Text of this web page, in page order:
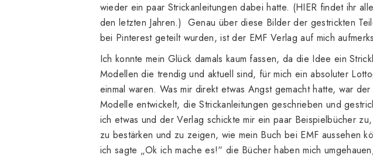
wieder ein paar Strickanleitungen dabei hatte. (HIER findet ihr
den letzten Jahren.) Genau über diese Bilder der gestrickten
bei Pinterest geteilt wurden, ist der EMF Verlag auf mich
Ich konnte mein Glück damals kaum fassen, da die Idee ein
Modellen die trendig und aktuell sind, für mich ein absoluter
einmal waren. Was mir direkt etwas Angst gemacht hatte, war
Modelle entwickelt, die Strickanleitungen geschrieben und
ich etwas und der Verlag schickte mir ein paar Beispielbücher
zu bestärken und zu zeigen, wie mein Buch bei EMF aussehen
ich sagte „Ok ich mache es!“ die Bücher haben mich